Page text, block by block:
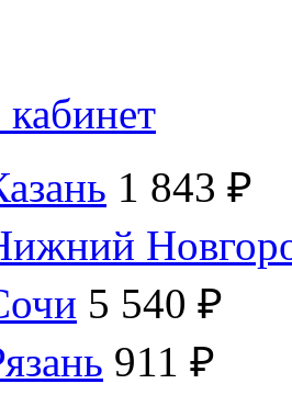
1 843 ₽
5 540 ₽
911 ₽